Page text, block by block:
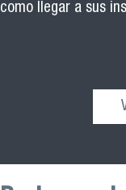
como llegar a sus